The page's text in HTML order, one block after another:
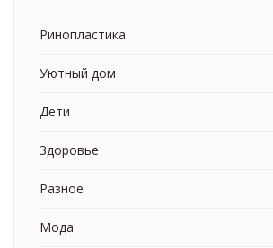
Ринопластика
Уютный дом
Дети
Здоровье
Разное
Мода